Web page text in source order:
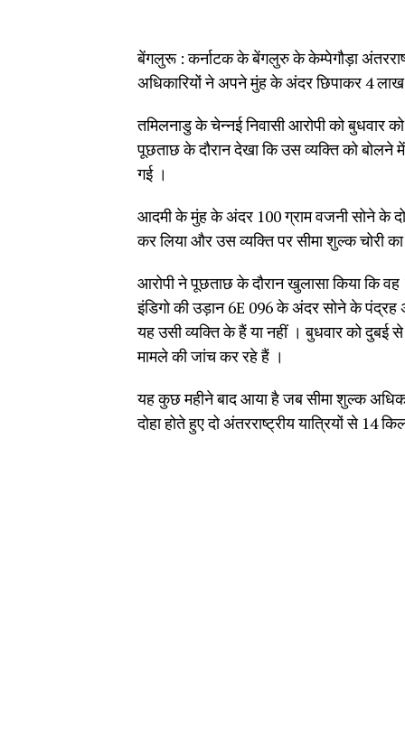
बेंगलुरू : कर्नाटक के बेंगलुरु के केम्पेगौड़ा
अधिकारियों ने अपने मुंह के अंदर छिपाकर 4
तमिलनाडु के चेन्नई निवासी आरोपी को बुधवार
पूछताछ के दौरान देखा कि उस व्यक्ति को बोलने
गई ।
आदमी के मुंह के अंदर 100 ग्राम वजनी सोने के
कर लिया और उस व्यक्ति पर सीमा शुल्क चोरी का
आरोपी ने पूछताछ के दौरान खुलासा किया कि
इंडिगो की उड़ान 6E 096 के अंदर सोने के पंद्रह
यह उसी व्यक्ति के हैं या नहीं । बुधवार को
मामले की जांच कर रहे हैं ।
यह कुछ महीने बाद आया है जब सीमा शुल्क
दोहा होते हुए दो अंतरराष्ट्रीय यात्रियों से